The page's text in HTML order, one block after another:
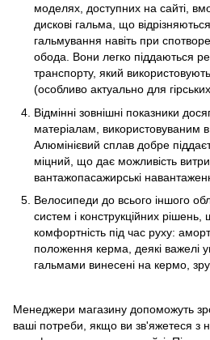
моделях, доступних на сайті,
дискові гальма, що
гальмування навіть при
обода. Вони легко піддаються
транспорту, який використовують
(особливо актуально для
Відмінні зовнішні показники
матеріалам, використовуваним в
Алюмінієвий сплав добре
міцний, що дає можливість
вантажопасажирські
Велосипеди до всього іншого
систем і конструкційних
комфортність під час руху:
положення керма, деякі важелі
гальмами винесені на кермо,
Менеджери магазину допоможуть
ваші потреби, якщо ви зв'яжетеся з